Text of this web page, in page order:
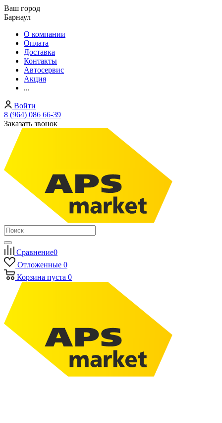
Ваш город
Барнаул
О компании
Оплата
Доставка
Контакты
Автосервис
Акция
...
Войти
8 (964) 086 66-39
Заказать звонок
Сравнение0
Отложенные 0
Корзина пуста 0